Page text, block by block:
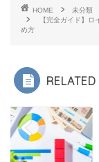
HOME
未分類
【完全ガイド】
め方
未分類